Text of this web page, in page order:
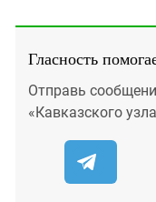
Гласность
Отправь
«Кавказского